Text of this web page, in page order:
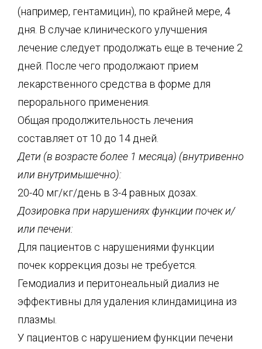
(например, гентамицин), по крайней мере, 4
дня. В случае клинического улучшения
лечение следует продолжать еще в течение 2
дней. После чего продолжают прием
лекарственного средства в форме для
перорального применения.
Общая продолжительность лечения
составляет от 10 до 14 дней.
Дети (в возрасте более 1 месяца) (внутривенно
или внутримышечно):
20-40 мг/кг/день в 3-4 равных дозах.
Дозировка при нарушениях функции почек и/
или печени:
Для пациентов с нарушениями функции
почек коррекция дозы не требуется.
Гемодиализ и перитонеальный диализ не
эффективны для удаления клиндамицина из
плазмы.
У пациентов с нарушением функции печени